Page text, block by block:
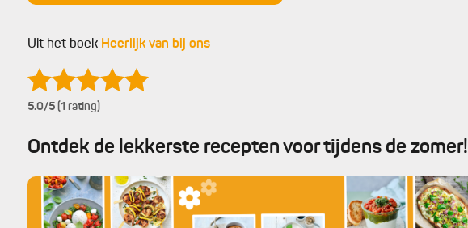
Uit het boek Heerlijk van bij ons
5.0/5 (1 rating)
Ontdek de lekkerste recepten voor tijdens de zomer!